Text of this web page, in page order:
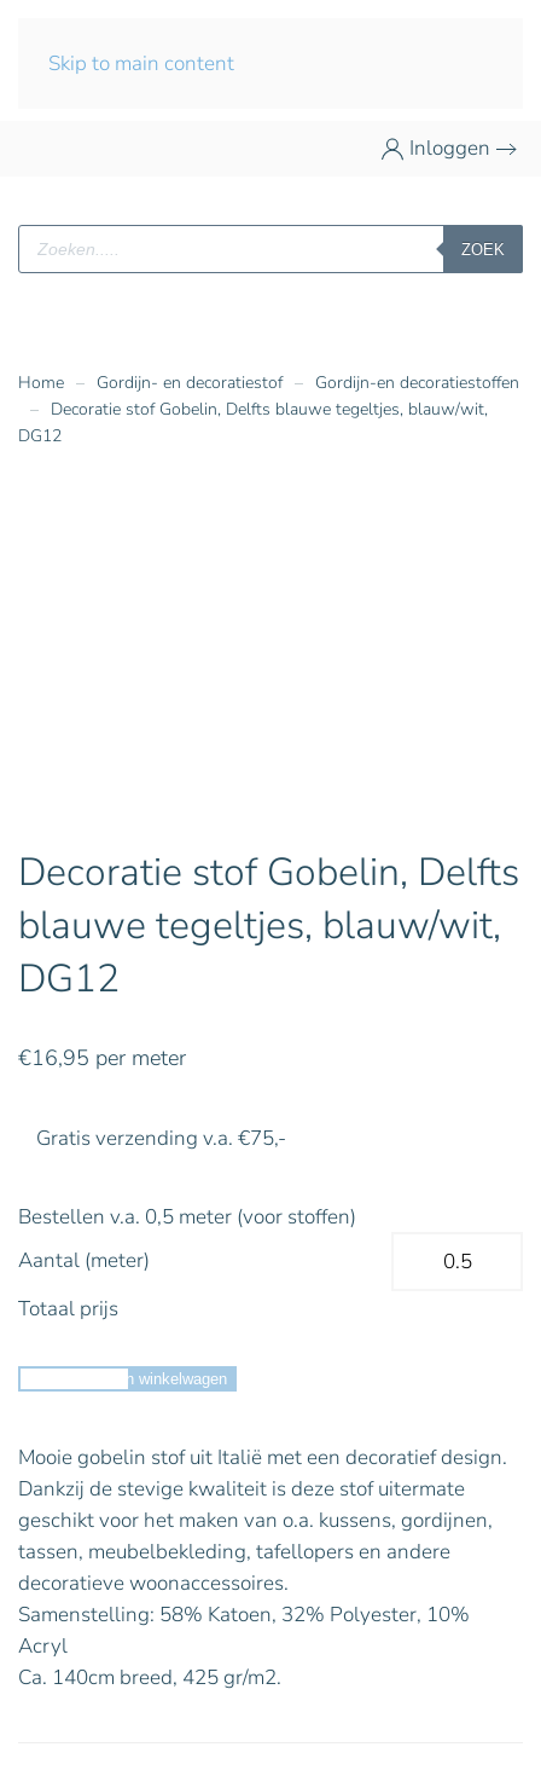
Skip to main content
Inloggen
Producten
zoeken
ZOEK
Home Gordijn- en decoratiestof
Gordijn-en decoratiestoffen
Decoratie stof Gobelin, Delfts blauwe tegeltjes, blauw/wit,
DG12
Decoratie stof Gobelin, Delfts
blauwe tegeltjes, blauw/wit,
DG12
€16,95 per meter
Gratis verzending v.a. €75,-
Bestellen v.a. 0,5 meter (voor stoffen)
Aantal (meter)
Totaal prijs
Toevoegen aan winkelwagen
Mooie gobelin stof uit Italië met een decoratief design.
Dankzij de stevige kwaliteit is deze stof uitermate
geschikt voor het maken van o.a. kussens, gordijnen,
tassen, meubelbekleding, tafellopers en andere
decoratieve woonaccessoires.
Samenstelling: 58% Katoen, 32% Polyester, 10%
Acryl
Ca. 140cm breed, 425 gr/m2.